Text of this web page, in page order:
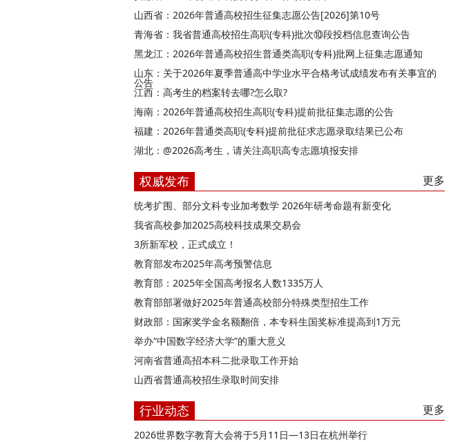
山西省：2026年普通高校招生征集志愿公告[2026]第10号
青海省：我省普通高校招生高职(专科)批次⑩段投档信息查询公告
黑龙江：2026年普通高校招生普通类高职(专科)批网上征集志愿通知
山东：关于2026年夏季普通高中学业水平合格考试成绩发布有关事宜的
公告
江西：高考生的档案转去哪?怎么取?
海南：2026年普通高校招生高职(专科)提前批征集志愿的公告
福建：2026年普通类高职(专科)提前批征求志愿录取结果已公布
湖北：@2026高考生，请关注高职高专志愿填报安排
权威发布 更多
统考扩围、部分文科专业加考数学 2026年研考命题有新变化
我省高校参加2025高校科技成果交易会
3所新军校，正式成立！
教育部发布2025年高考预警信息
教育部：2025年全国高考报名人数1335万人
教育部部署做好2025年普通高校部分特殊类型招生工作
财政部：国家奖学金名额翻倍，本专科生国奖标准提高到1万元
举办“中国数字经济大学”的重大意义
河南省普通高招本科二批录取工作开始
山西省普通高校招生录取时间安排
行业动态 更多
2026世界数字教育大会将于5月11日—13日在杭州举行